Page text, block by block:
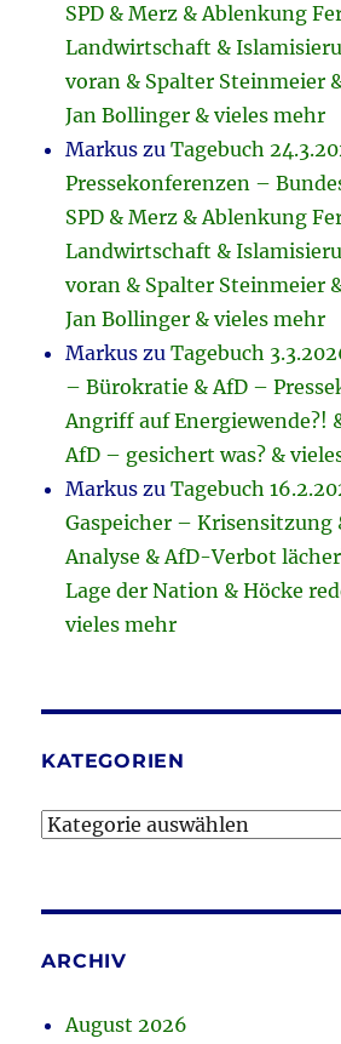
SPD & Merz & Ablenkung
Landwirtschaft &
voran & Spalter Steinmeier
Jan Bollinger & vieles mehr
Markus zuTagebuch
Pressekonferenzen –
SPD & Merz & Ablenkung
Landwirtschaft &
voran & Spalter Steinmeier
Jan Bollinger & vieles mehr
Markus zuTagebuch
– Bürokratie & AfD –
Angriff auf Energiewende?!
AfD – gesichert was? &
Markus zuTagebuch
Gaspeicher – Krisensitzung
Analyse & AfD-Verbot
Lage der Nation & Höcke
vieles mehr
KATEGORIEN
Kategorien
ARCHIV
August 2026